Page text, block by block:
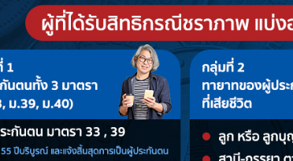
จำนวน 0.5 % หรือ 75 บาท ถ้าว่างงานเมื่
สังคมไป หากเราจ่ายเงินสมทบในอัตราสู
ำหน้าที่เก็บออมเงินให้เรา